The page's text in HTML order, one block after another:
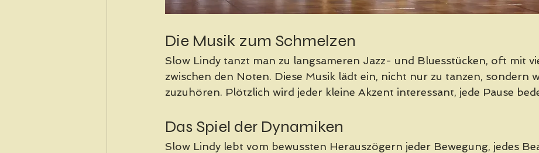
Die Musik zum Schmelzen
Slow Lindy tanzt man zu langsameren Jazz- und Bluesstücken, oft mit
zwischen den Noten. Diese Musik lädt ein, nicht nur zu tanzen, sondern
zuzuhören. Plötzlich wird jeder kleine Akzent interessant, jede Pause
Das Spiel der Dynamiken
Slow Lindy lebt vom bewussten Herauszögern jeder Bewegung, jedes